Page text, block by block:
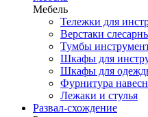
Мебель
Тележки для
Верстаки
Тумбы
Шкафы для
Шкафы для
Фурнитура
Лежаки и стулья
Развал-схождение